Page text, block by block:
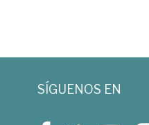
SÍGUENOS EN